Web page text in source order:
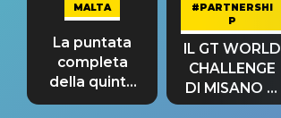
MALTA
La puntata
completa
della quinta
tappa
#PARTNERSHI
P
IL GT WORLD
CHALLENGE
DI MISANO si
riconferma